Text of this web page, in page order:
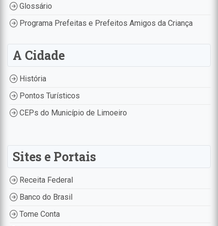
Glossário
Programa Prefeitas e Prefeitos Amigos da Criança
A Cidade
História
Pontos Turísticos
CEPs do Município de Limoeiro
Sites e Portais
Receita Federal
Banco do Brasil
Tome Conta